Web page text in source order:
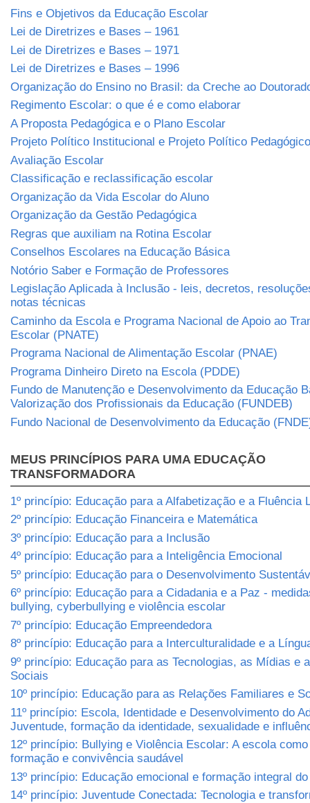
Fins e Objetivos da Educação Escolar
Lei de Diretrizes e Bases – 1961
Lei de Diretrizes e Bases – 1971
Lei de Diretrizes e Bases – 1996
Organização do Ensino no Brasil: da Creche ao
Regimento Escolar: o que é e como elaborar
A Proposta Pedagógica e o Plano Escolar
Projeto Político Institucional e Projeto Político Pedagógico
Avaliação Escolar
Classificação e reclassificação escolar
Organização da Vida Escolar do Aluno
Organização da Gestão Pedagógica
Regras que auxiliam na Rotina Escolar
Conselhos Escolares na Educação Básica
Notório Saber e Formação de Professores
Legislação Aplicada à Inclusão - leis, decretos,
notas técnicas
Caminho da Escola e Programa Nacional de Apoio ao
Escolar (PNATE)
Programa Nacional de Alimentação Escolar (PNAE)
Programa Dinheiro Direto na Escola (PDDE)
Fundo de Manutenção e Desenvolvimento da Educação
Valorização dos Profissionais da Educação (FUNDEB)
Fundo Nacional de Desenvolvimento da Educação
MEUS PRINCÍPIOS PARA UMA EDUCAÇÃO
TRANSFORMADORA
1º princípio: Educação para a Alfabetização e a Fluência
2º princípio: Educação Financeira e Matemática
3º princípio: Educação para a Inclusão
4º princípio: Educação para a Inteligência Emocional
5º princípio: Educação para o Desenvolvimento
6º princípio: Educação para a Cidadania e a Paz -
bullying, cyberbullying e violência escolar
7º princípio: Educação Empreendedora
8º princípio: Educação para a Interculturalidade e a
9º princípio: Educação para as Tecnologias, as Mídias e
Sociais
10º princípio: Educação para as Relações Familiares e
11º princípio: Escola, Identidade e Desenvolvimento do
Juventude, formação da identidade, sexualidade e
12º princípio: Bullying e Violência Escolar: A escola
formação e convivência saudável
13º princípio: Educação emocional e formação integral
14º princípio: Juventude Conectada: Tecnologia e